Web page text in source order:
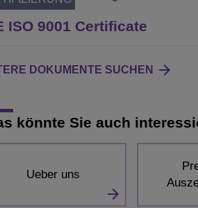
ISO 9001 Certificate
DOKUMENTE SUCHEN
könnte Sie auch
Ueber uns